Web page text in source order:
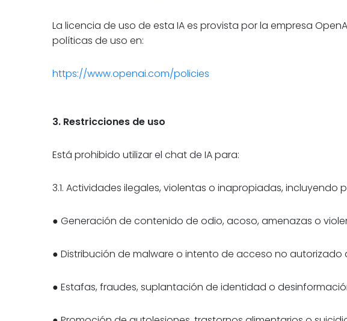
La licencia de uso de esta IA es provista por la empresa
políticas de uso en:
https://www.openai.com/policies
3. Restricciones de uso
Está prohibido utilizar el chat de IA para:
3.1. Actividades ilegales, violentas o inapropiadas, incluyendo
● Generación de contenido de odio, acoso, amenazas o
● Distribución de malware o intento de acceso no autorizado
● Estafas, fraudes, suplantación de identidad o